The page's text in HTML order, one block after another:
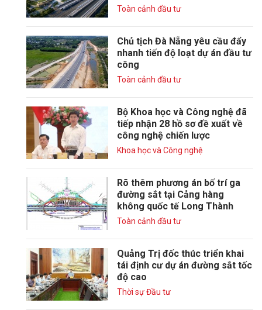
Toàn cảnh đầu tư
Chủ tịch Đà Nẵng yêu cầu đẩy
nhanh tiến độ loạt dự án đầu tư
công
Toàn cảnh đầu tư
Bộ Khoa học và Công nghệ đã
tiếp nhận 28 hồ sơ đề xuất về
công nghệ chiến lược
Khoa học và Công nghệ
Rõ thêm phương án bố trí ga
đường sắt tại Cảng hàng
không quốc tế Long Thành
Toàn cảnh đầu tư
Quảng Trị đốc thúc triển khai
tái định cư dự án đường sắt tốc
độ cao
Thời sự Đầu tư